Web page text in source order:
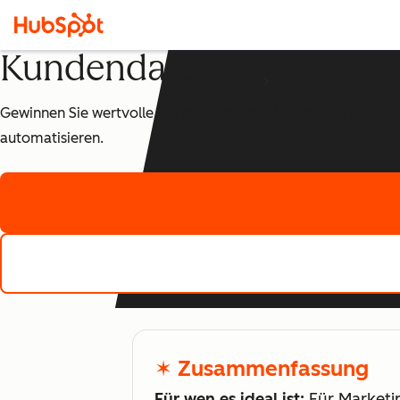
Kundendaten verstehen
Gewinnen Sie wertvolle Kundeneinblicke, indem Sie Daten
automatisieren.
✶ Zusammenfassung